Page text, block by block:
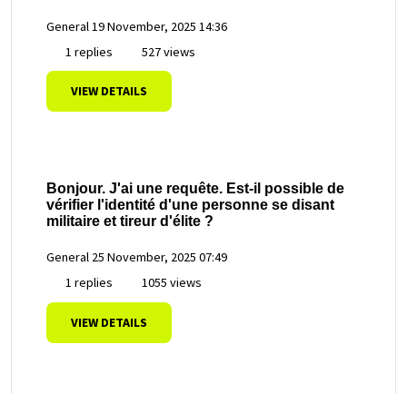
General19 November, 2025 14:36
1 replies
527 views
VIEW DETAILS
Bonjour. J'ai une requête. Est-il possible de
vérifier l'identité d'une personne se disant
militaire et tireur d'élite ?
General 25 November, 2025 07:49
1 replies
1055 views
VIEW DETAILS